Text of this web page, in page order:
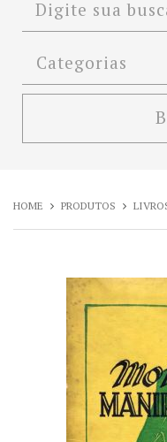
HOME PRODUTOS